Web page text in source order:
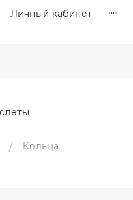
Личный кабинет
Кольца